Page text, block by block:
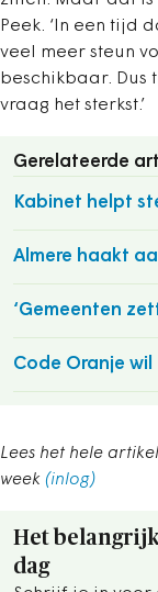
Peek. ‘In een tijd
veel meer steun
beschikbaar. Dus
vraag het sterkst.’
Gerelateerde
Kabinet helpt
Almere haakt
‘Gemeenten
Code Oranje wil
Lees het hele
week (inlog)
Het
dag